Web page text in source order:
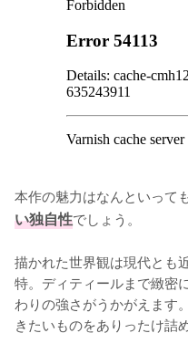
本作の魅力はなんといっても
い独自性でしょう。
描かれた世界観は現代とも
特。ディティールまで緻密
わりの強さがうかがえます
きたいものをありったけ詰